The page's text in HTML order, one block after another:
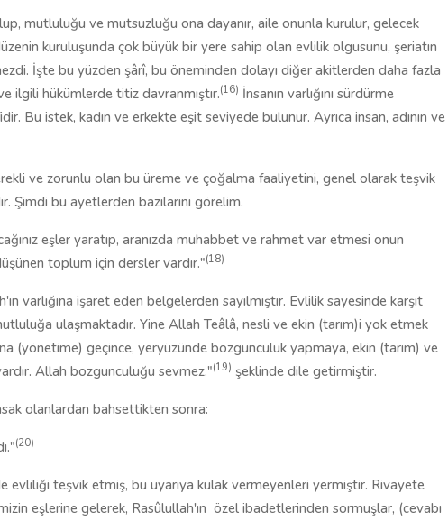
mutluluğu ve mutsuzluğu ona dayanır, aile onunla kurulur, gelecek
kuruluşunda çok büyük bir yere sahip olan evlilik olgusunu, şeriatın
İşte bu yüzden şârî, bu öneminden dolayı diğer akitlerden daha fazla
ilgili hükümlerde titiz davranmıştır.(16) İnsanın varlığını sürdürme
Bu istek, kadın ve erkekte eşit seviyede bulunur. Ayrıca insan, adının ve
ve zorunlu olan bu üreme ve çoğalma faaliyetini, genel olarak teşvik
Şimdi bu ayetlerden bazılarını görelim.
eşler yaratıp, aranızda muhabbet ve rahmet var etmesi onun
toplum için dersler vardır."(18)
varlığına işaret eden belgelerden sayılmıştır. Evlilik sayesinde karşıt
ulaşmaktadır. Yine Allah Teâlâ, nesli ve ekin (tarım)i yok etmek
(yönetime) geçince, yeryüzünde bozgunculuk yapmaya, ekin (tarım) ve
Allah bozgunculuğu sevmez."(19) şeklinde dile getirmiştir.
olanlardan bahsettikten sonra:
(20)
evliliği teşvik etmiş, bu uyarıya kulak vermeyenleri yermiştir. Rivayete
eşlerine gelerek, Rasûlullah'ın özel ibadetlerinden sormuşlar, (cevabı